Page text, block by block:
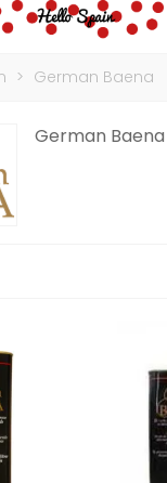
> German Baena
German Baena